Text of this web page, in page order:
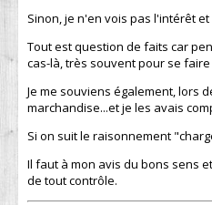
Sinon, je n'en vois pas l'intérêt
Tout est question de faits car
cas-là, très souvent pour se
Je me souviens également, lors
marchandise...et je les avais
Si on suit le raisonnement
Il faut à mon avis du bons sens
de tout contrôle.